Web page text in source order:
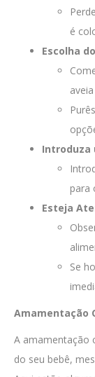
é
Escolha
Introduza
para
Esteja
Se
Amamentação
A amamentação
do seu bebê,